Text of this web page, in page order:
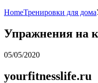
HomeТренировки для дома
Упражнения на
05/05/2020
yourfitnesslife.ru